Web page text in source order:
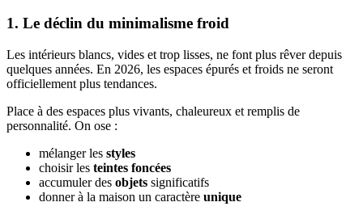
1. Le déclin du minimalisme froid
Les intérieurs blancs, vides et trop lisses, ne font plus rêver depuis
quelques années. En 2026, les espaces épurés et froids ne seront
officiellement plus tendances.
Place à des espaces plus vivants, chaleureux et remplis de
personnalité. On ose :
mélanger les styles
choisir les teintes foncées
accumuler des objets significatifs
donner à la maison un caractère unique